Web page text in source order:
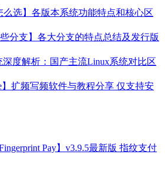
么选】各版本系统功能特点和核心区
些分支】各大分支的特点总结及发行版
深度解析：国产主流Linux系统对比区
】扩频写频软件与教程分享 仅支持安